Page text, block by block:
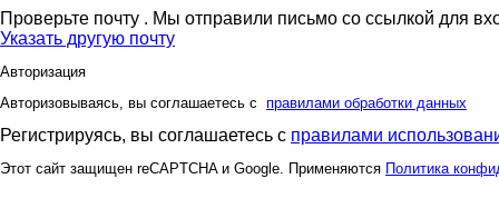
Проверьте почту . Мы отправили письмо со ссылкой для
Указать другую почту
Авторизация
Авторизовываясь, вы соглашаетесь с правилами обработки данных
Регистрируясь, вы соглашаетесь с правилами
Этот сайт защищен reCAPTCHA и Google. Применяются Политика